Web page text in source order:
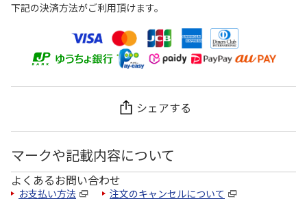
下記の決済方法がご利用頂けます。
シェアする
マークや記載内容について
よくあるお問い合わせ
お支払い方法 注文のキャンセルについて